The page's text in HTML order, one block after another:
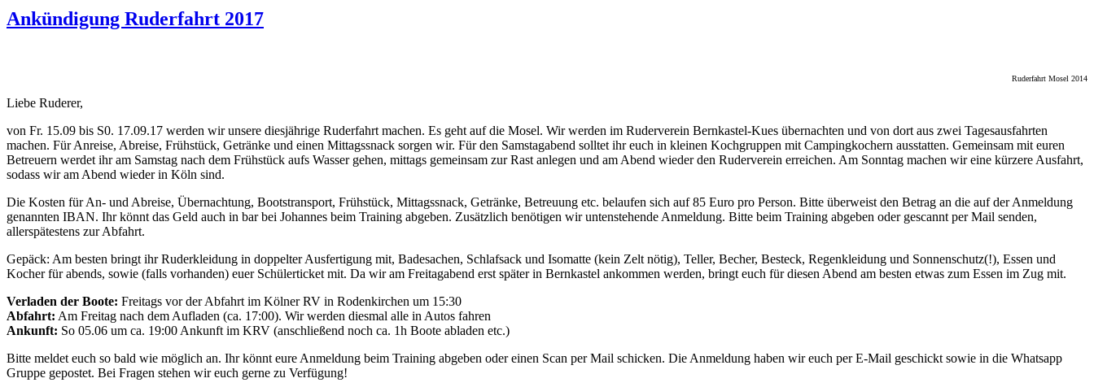
Ankündigung Ruderfahrt 2017
Ruderfahrt Mosel 2014
Liebe Ruderer,
von Fr. 15.09 bis S0. 17.09.17 werden wir unsere diesjährige Ruderfahrt machen. Es geht auf die Mosel. Wir werden im Ruderverein Bernkastel-Kues übernachten und von dort aus zwei Tagesausfahrten
machen. Für Anreise, Abreise, Frühstück, Getränke und einen Mittagssnack sorgen wir. Für den Samstagabend solltet ihr euch in kleinen Kochgruppen mit Campingkochern ausstatten. Gemeinsam mit euren
Betreuern werdet ihr am Samstag nach dem Frühstück aufs Wasser gehen, mittags gemeinsam zur Rast anlegen und am Abend wieder den Ruderverein erreichen. Am Sonntag machen wir eine kürzere Ausfahrt,
sodass wir am Abend wieder in Köln sind.
Die Kosten für An- und Abreise, Übernachtung, Bootstransport, Frühstück, Mittagssnack, Getränke, Betreuung etc. belaufen sich auf 85 Euro pro Person. Bitte überweist den Betrag an die auf der Anmeldung
genannten IBAN. Ihr könnt das Geld auch in bar bei Johannes beim Training abgeben. Zusätzlich benötigen wir untenstehende Anmeldung. Bitte beim Training abgeben oder gescannt per Mail senden,
allerspätestens zur Abfahrt.
Gepäck: Am besten bringt ihr Ruderkleidung in doppelter Ausfertigung mit, Badesachen, Schlafsack und Isomatte (kein Zelt nötig), Teller, Becher, Besteck, Regenkleidung und Sonnenschutz(!), Essen und
Kocher für abends, sowie (falls vorhanden) euer Schülerticket mit. Da wir am Freitagabend erst später in Bernkastel ankommen werden, bringt euch für diesen Abend am besten etwas zum Essen im Zug mit.
Verladen der Boote: Freitags vor der Abfahrt im Kölner RV in Rodenkirchen um 15:30
Abfahrt: Am Freitag nach dem Aufladen (ca. 17:00). Wir werden diesmal alle in Autos fahren
Ankunft: So 05.06 um ca. 19:00 Ankunft im KRV (anschließend noch ca. 1h Boote abladen etc.)
Bitte meldet euch so bald wie möglich an. Ihr könnt eure Anmeldung beim Training abgeben oder einen Scan per Mail schicken. Die Anmeldung haben wir euch per E-Mail geschickt sowie in die Whatsapp
Gruppe gepostet. Bei Fragen stehen wir euch gerne zu Verfügung!